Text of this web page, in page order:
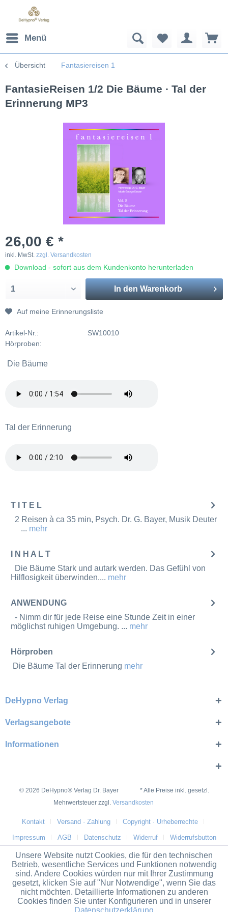
Menü
Übersicht Fantasiereisen 1
FantasieReisen 1/2 Die Bäume ∙ Tal der
Erinnerung MP3
26,00 € *
inkl. MwSt. zzgl. Versandkosten
Download - sofort aus dem Kundenkonto herunterladen
In den Warenkorb
Auf meine Erinnerungsliste
Artikel-Nr.:
SW10010
Hörproben:
Die Bäume
Tal der Erinnerung
T I T E L
2 Reisen à ca 35 min, Psych. Dr. G. Bayer, Musik Deuter
... mehr
I N H A L T
Die Bäume Stark und autark werden. Das Gefühl von
Hilflosigkeit überwinden.... mehr
ANWENDUNG
- Nimm dir für jede Reise eine Stunde Zeit in einer
möglichst ruhigen Umgebung. ... mehr
Hörproben
Die Bäume Tal der Erinnerung mehr
DeHypno Verlag
Verlagsangebote
Informationen
© 2026 DeHypno® Verlag Dr. Bayer * Alle Preise inkl. gesetzl.
Mehrwertsteuer zzgl. Versandkosten
Kontakt Versand · Zahlung Copyright · Urheberrechte
Impressum AGB Datenschutz Widerruf Widerrufsbutton
Unsere Website nutzt Cookies, die für den technischen
Betrieb, wesentliche Services und Funktionen notwendig
sind. Andere Cookies würden nur mit Ihrer Zustimmung
gesetzt, klicken Sie auf "Nur Notwendige", wenn Sie das
nicht möchten. Detaillierte Informationen zu anderen
Cookies finden Sie unter Konfigurieren und in unserer
Datenschutzerklärung